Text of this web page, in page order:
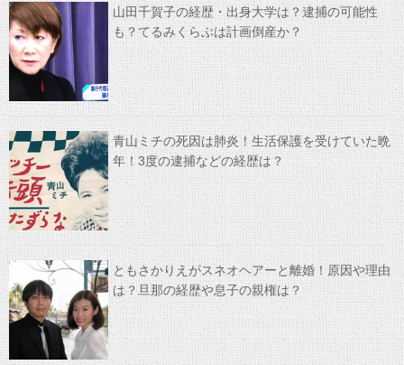
山田千賀子の経歴・出身大学は？逮捕の可能性
も？てるみくらぶは計画倒産か？
青山ミチの死因は肺炎！生活保護を受けていた晩
年！3度の逮捕などの経歴は？
ともさかりえがスネオヘアーと離婚！原因や理由
は？旦那の経歴や息子の親権は？